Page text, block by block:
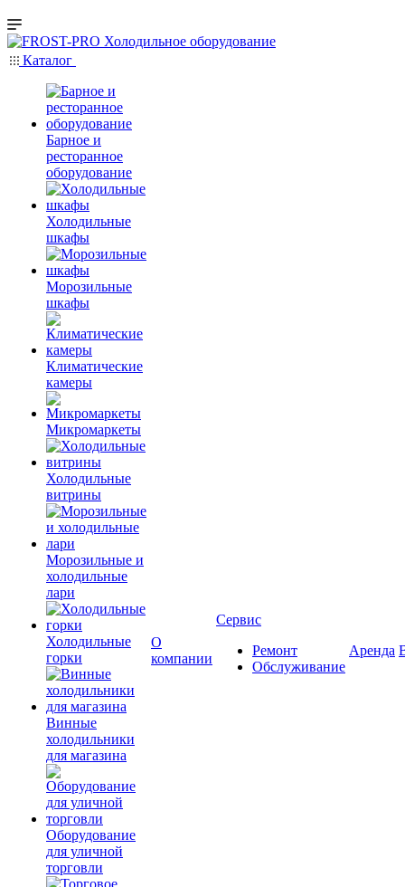
Каталог
Барное и
ресторанное
оборудование
Холодильные
шкафы
Морозильные
шкафы
Климатические
камеры
Микромаркеты
Холодильные
витрины
Морозильные и
холодильные
лари
Холодильные
горки
Винные
холодильники
для магазина
Оборудование
для уличной
торговли
О
компании
Сервис
Ремонт
Обслуживание
Аренда